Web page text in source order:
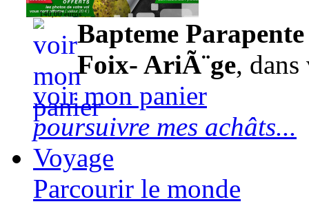
140,00 euros
Bapteme
Foix- AriÃ¨ge,
voir mon panier
poursuivre mes achâts...
Voyage
Parcourir le monde